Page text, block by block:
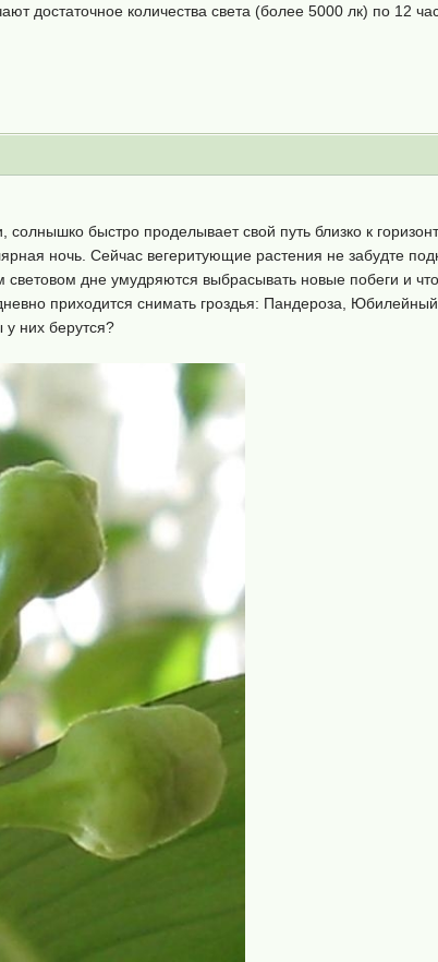
достаточное количества света (более 5000 лк) по 12
быстро проделывает свой путь близко к
ночь. Сейчас вегеритующие растения не забудте
световом дне умудряются выбрасывать новые побеги и
приходится снимать гроздья: Пандероза,
них берутся?